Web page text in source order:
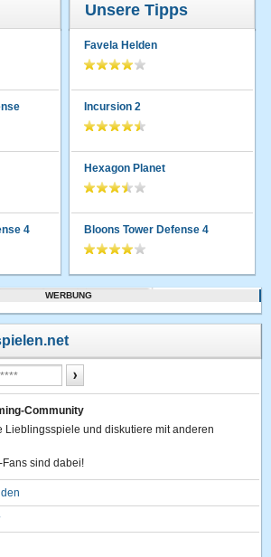
4
Unsere Tipps
Favela Helden
Incursion 2
Hexagon Planet
Bloons Tower Defense 4
WERBUNG
Community
Lieblingsspiele und diskutiere mit anderen
sind dabei!